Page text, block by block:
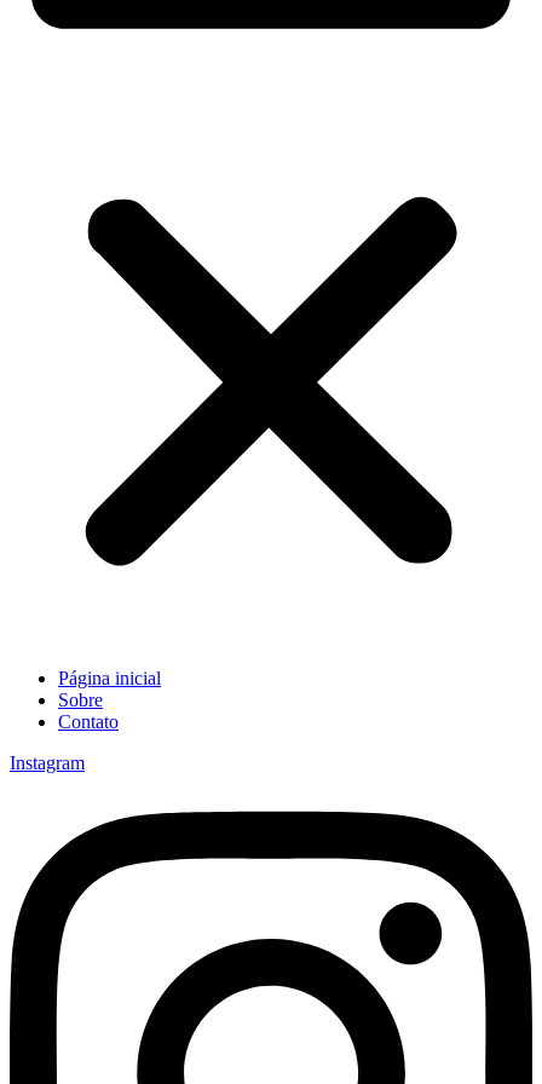
Página inicial
Sobre
Contato
Instagram